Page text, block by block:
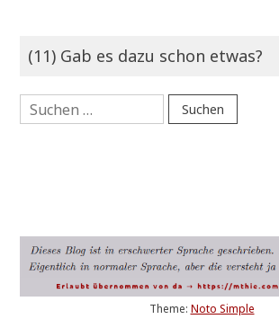
(11) Gab es dazu schon etwas?
Suchen
nach:
Theme: Noto Simple